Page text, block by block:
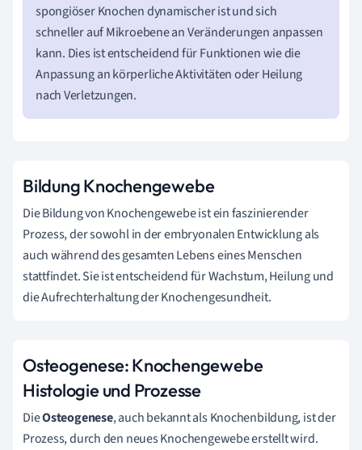
spongiöser Knochen dynamischer ist und sich
schneller auf Mikroebene an Veränderungen anpassen
kann. Dies ist entscheidend für Funktionen wie die
Anpassung an körperliche Aktivitäten oder Heilung
nach Verletzungen.
Bildung Knochengewebe
Die Bildung von Knochengewebe ist ein faszinierender
Prozess, der sowohl in der embryonalen Entwicklung als
auch während des gesamten Lebens eines Menschen
stattfindet. Sie ist entscheidend für Wachstum, Heilung und
die Aufrechterhaltung der Knochengesundheit.
Osteogenese: Knochengewebe
Histologie und Prozesse
DieOsteogenese, auch bekannt als Knochenbildung, ist der
Prozess, durch den neues Knochengewebe erstellt wird.